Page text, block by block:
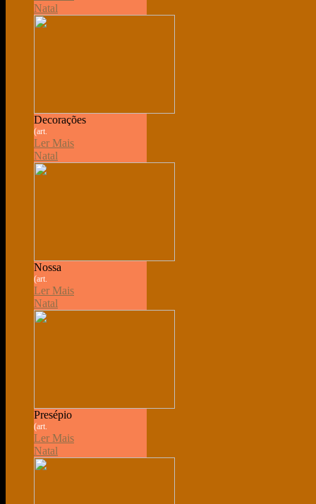
Natal
Decorações
(art.
Ler Mais
Natal
Nossa
(art.
Ler Mais
Natal
Presépio
(art.
Ler Mais
Natal